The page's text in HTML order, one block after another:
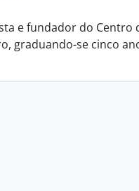
e fundador do Centro
graduando-se cinco